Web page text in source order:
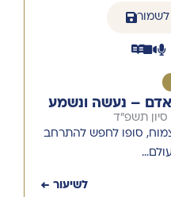
– נעשה ונשמע
סיון תשפ"ד
סופו לחפש להתרחב
לשיעור ←